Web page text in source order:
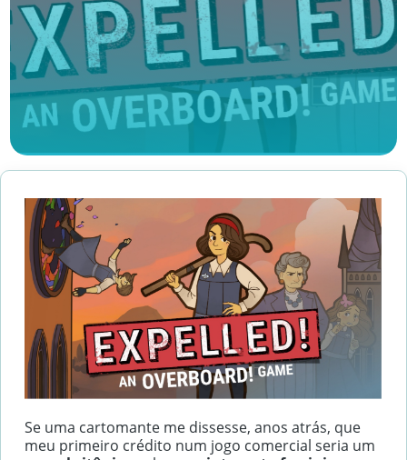
Se uma cartomante me dissesse, anos atrás, que
meu primeiro crédito num jogo comercial seria um